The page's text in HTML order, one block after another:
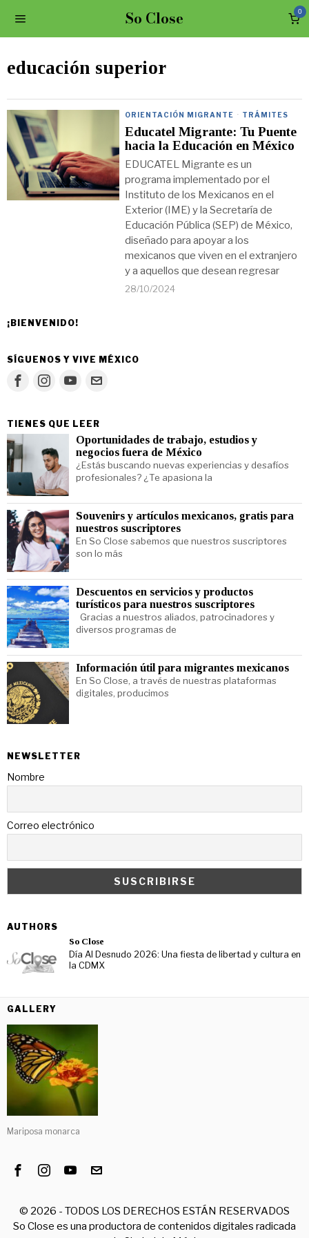
So Close 0
educación superior
ORIENTACIÓN MIGRANTE · TRÁMITES
Educatel Migrante: Tu Puente
hacia la Educación en México
EDUCATEL Migrante es un
programa implementado por el
Instituto de los Mexicanos en el
Exterior (IME) y la Secretaría de
Educación Pública (SEP) de México,
diseñado para apoyar a los
mexicanos que viven en el extranjero
y a aquellos que desean regresar
28/10/2024
¡BIENVENIDO!
SÍGUENOS Y VIVE MÉXICO
TIENES QUE LEER
Oportunidades de trabajo, estudios y
negocios fuera de México
¿Estás buscando nuevas experiencias y desafíos
profesionales? ¿Te apasiona la
Souvenirs y artículos mexicanos, gratis para
nuestros suscriptores
En So Close sabemos que nuestros suscriptores
son lo más
Descuentos en servicios y productos
turísticos para nuestros suscriptores
Gracias a nuestros aliados, patrocinadores y
diversos programas de
Información útil para migrantes mexicanos
En So Close, a través de nuestras plataformas
digitales, producimos
NEWSLETTER
Nombre
Correo electrónico
AUTHORS
So Close
Día Al Desnudo 2026: Una fiesta de libertad y cultura en
la CDMX
GALLERY
Mariposa monarca
© 2026 - TODOS LOS DERECHOS ESTÁN RESERVADOS
So Close es una productora de contenidos digitales radicada